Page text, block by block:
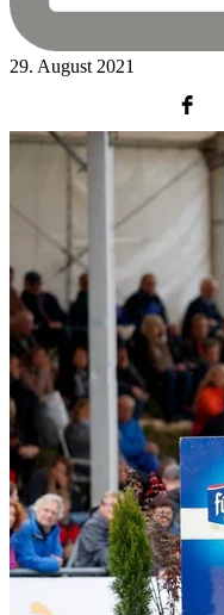
29. August 2021